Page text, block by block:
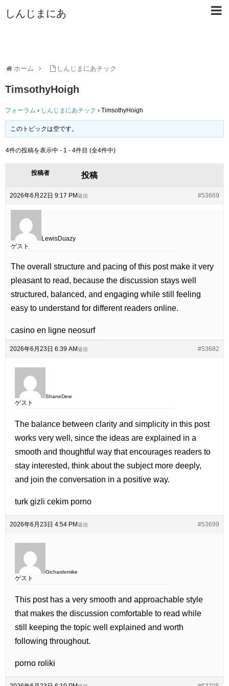
しんじまにあ
ホーム しんじまにあチック
TimsothyHoigh
フォーラム › しんじまにあチック › TimsothyHoigh
このトピックは空です。
4件の投稿を表示中 - 1 - 4件目 (全4件中)
投稿者 投稿
2026年6月22日 9:17 PM #53669
返信
LewisDuazy
ゲスト
The overall structure and pacing of this post make it very
pleasant to read, because the discussion stays well
structured, balanced, and engaging while still feeling
easy to understand for different readers online.
casino en ligne neosurf
2026年6月23日 6:39 AM #53682
返信
ShaneDew
ゲスト
The balance between clarity and simplicity in this post
works very well, since the ideas are explained in a
smooth and thoughtful way that encourages readers to
stay interested, think about the subject more deeply,
and join the conversation in a positive way.
turk gizli cekim porno
2026年6月23日 4:54 PM #53699
返信
Gichardemike
ゲスト
This post has a very smooth and approachable style
that makes the discussion comfortable to read while
still keeping the topic well explained and worth
following throughout.
porno roliki